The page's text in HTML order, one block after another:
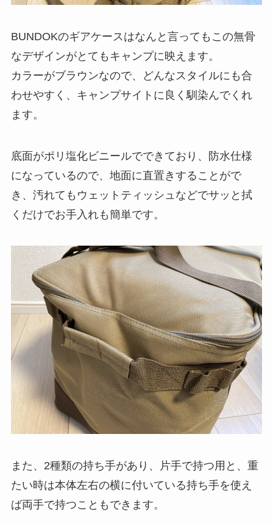
BUNDOKのギアケースはなんと言ってもこの無骨
なデザインがとてもキャンプに映えます。
カラーがブラウンなので、どんなスタイルにも合
わせやすく、キャンプサイトに良く馴染んでくれ
ます。
底面がポリ塩化ビニールでできており、防水仕様
になっているので、地面に直置きすることがで
き、汚れてもウェットティッシュなどでサッと拭
くだけでお手入れも簡単です。
また、2種類の持ち手があり、片手で持つ用と、重
たい時は本体左右の横に付いている持ち手を使え
ば両手で持つこともできます。